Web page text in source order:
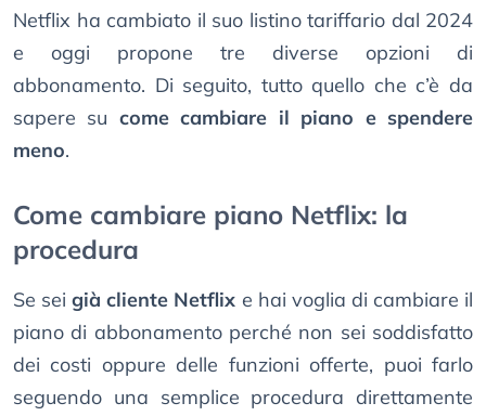
Netflix ha cambiato il suo listino tariffario dal 2024
e oggi propone tre diverse opzioni di
abbonamento. Di seguito, tutto quello che c’è da
sapere su come cambiare il piano e spendere
meno.
Come cambiare piano Netflix: la
procedura
Se seigià cliente Netflix e hai voglia di cambiare il
piano di abbonamento perché non sei soddisfatto
dei costi oppure delle funzioni offerte, puoi farlo
seguendo una semplice procedura direttamente